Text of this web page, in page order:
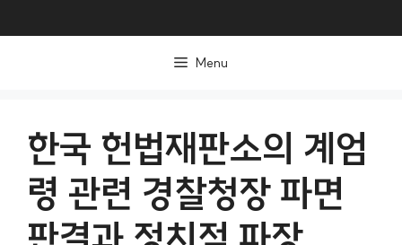
Menu
한국 헌법재판소의 계엄
령 관련 경찰청장 파면